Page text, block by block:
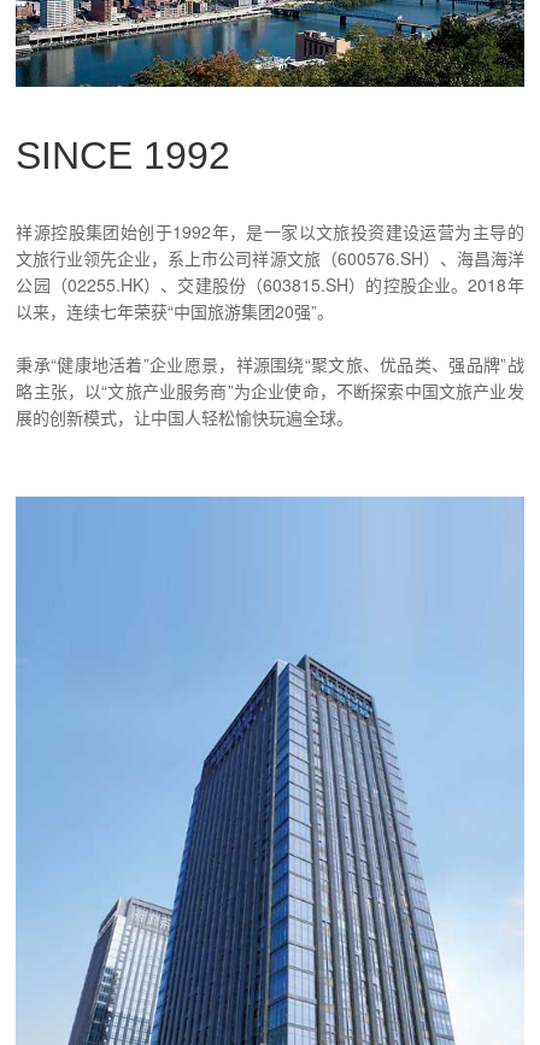
SINCE 1992
祥源控股集团始创于1992年，是一家以文旅投资建设运营为主导的
文旅行业领先企业，系上市公司祥源文旅（600576.SH）、海昌海洋
公园（02255.HK）、交建股份（603815.SH）的控股企业。2018年
以来，连续七年荣获“中国旅游集团20强”。
秉承“健康地活着”企业愿景，祥源围绕“聚文旅、优品类、强品牌”战
略主张，以“文旅产业服务商”为企业使命，不断探索中国文旅产业发
展的创新模式，让中国人轻松愉快玩遍全球。